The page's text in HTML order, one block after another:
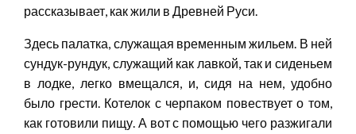
рассказывает, как жили в Древней Руси.
Здесь палатка, служащая временным жильем. В ней
сундук-рундук, служащий как лавкой, так и сиденьем
в лодке, легко вмещался, и, сидя на нем, удобно
было грести. Котелок с черпаком повествует о том,
как готовили пищу. А вот с помощью чего разжигали